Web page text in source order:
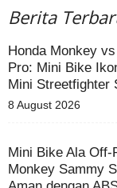
Berita
Honda Monkey
Pro: Mini Bike
Mini Streetfighter
8 August 2026
Mini Bike Ala Off-
Monkey Sammy